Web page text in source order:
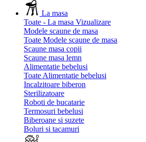
La masa
Toate - La masa Vizualizare
Modele scaune de masa
Toate Modele scaune de masa
Scaune masa copii
Scaune masa lemn
Alimentatie bebelusi
Toate Alimentatie bebelusi
Incalzitoare biberon
Sterilizatoare
Roboti de bucatarie
Termosuri bebelusi
Biberoane si suzete
Boluri si tacamuri